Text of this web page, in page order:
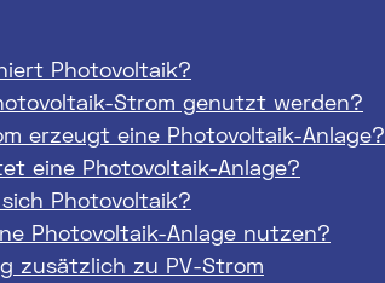
Photovoltaik?
Strom genutzt werden?
erzeugt eine Photovoltaik-Anlage?
eine Photovoltaik-Anlage?
Photovoltaik?
Photovoltaik-Anlage nutzen?
zusätzlich zu PV-Strom